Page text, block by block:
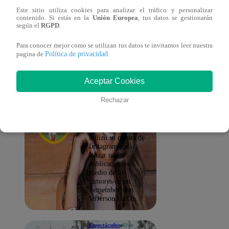
el podcast de
Jefferson Farfán.
Espectáculos 04 de
Yahaira
Plasencia y la
publicación que
hizo tras
Jefferson Farfán
utilizó su cuenta de
Instagram para
lanzar una
publicación en
medio de los
rumores de un
'remember' con
Jefferson Farfán.
Espectáculos 02 de
Este sitio utiliza cookies para analizar el tráfico y personalizar
contenido. Si estás en la Unión Europea , tus datos se gestionarán
según el RGPD
Para conocer mejor como se utilizan tus datos te invitamos leer nuestra
pagina de Política de privacidad
Aceptar Cookies
Rechazar